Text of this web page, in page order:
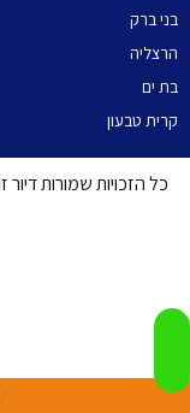
בני ברק
הרצליה
בת ים
קרית טבעון
כל הזכויות שמורות דיור זהב 2010-